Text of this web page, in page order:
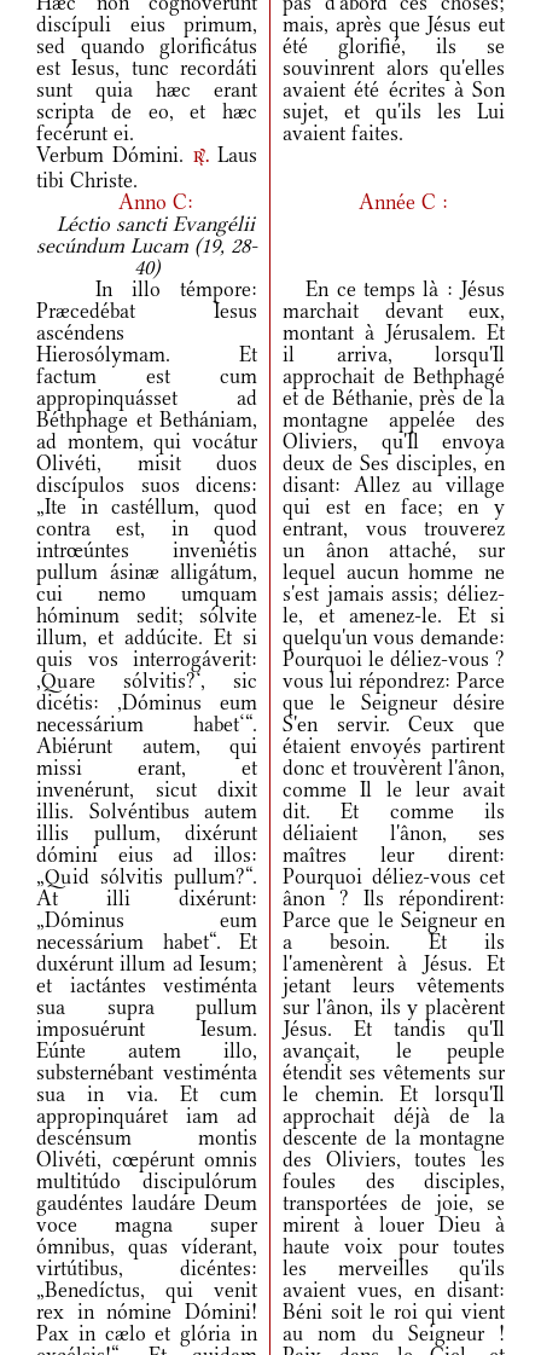
discípuli eius primum,
sed quando glorificátus
est Iesus, tunc recordáti
sunt quia hæc erant
scripta de eo, et hæc
fecérunt ei.
Verbum Dómini. r.Laus
tibi Christe.
mais, après que Jésus eut
été glorifié, ils se
souvinrent alors qu'elles
avaient été écrites à Son
sujet, et qu'ils les Lui
avaient faites.
Anno C:
Année C :
Léctio sancti Evangélii
secúndum Lucam (19, 28-
40)
In illo témpore:
Præcedébat Iesus
ascéndens
Hierosólymam. Et
factum est cum
appropinquásset ad
Béthphage et Bethániam,
ad montem, qui vocátur
Olivéti, misit duos
discípulos suos dicens:
„Ite in castéllum, quod
contra est, in quod
intrœúntes inveniétis
pullum ásinæ alligátum,
cui nemo umquam
hóminum sedit; sólvite
illum, et addúcite. Et si
quis vos interrogáverit:
,Quare sólvitis?‘, sic
dicétis: ,Dóminus eum
necessárium habet‘“.
Abiérunt autem, qui
missi erant, et
invenérunt, sicut dixit
illis. Solvéntibus autem
illis pullum, dixérunt
dómini eius ad illos:
„Quid sólvitis pullum?“.
At illi dixérunt:
„Dóminus eum
necessárium habet“. Et
duxérunt illum ad Iesum;
et iactántes vestiménta
sua supra pullum
imposuérunt Iesum.
Eúnte autem illo,
substernébant vestiménta
sua in via. Et cum
appropinquáret iam ad
descénsum montis
Olivéti, cœpérunt omnis
multitúdo discipulórum
gaudéntes laudáre Deum
voce magna super
ómnibus, quas víderant,
virtútibus, dicéntes:
„Benedíctus, qui venit
rex in nómine Dómini!
Pax in cælo et glória in
En ce temps là : Jésus
marchait devant eux,
montant à Jérusalem. Et
il arriva, lorsqu'Il
approchait de Bethphagé
et de Béthanie, près de la
montagne appelée des
Oliviers, qu'Il envoya
deux de Ses disciples, en
disant: Allez au village
qui est en face; en y
entrant, vous trouverez
un ânon attaché, sur
lequel aucun homme ne
s'est jamais assis; déliez-
le, et amenez-le. Et si
quelqu'un vous demande:
Pourquoi le déliez-vous ?
vous lui répondrez: Parce
que le Seigneur désire
S'en servir. Ceux que
étaient envoyés partirent
donc et trouvèrent l'ânon,
comme Il le leur avait
dit. Et comme ils
déliaient l'ânon, ses
maîtres leur dirent:
Pourquoi déliez-vous cet
ânon ? Ils répondirent:
Parce que le Seigneur en
a besoin. Et ils
l'amenèrent à Jésus. Et
jetant leurs vêtements
sur l'ânon, ils y placèrent
Jésus. Et tandis qu'Il
avançait, le peuple
étendit ses vêtements sur
le chemin. Et lorsqu'Il
approchait déjà de la
descente de la montagne
des Oliviers, toutes les
foules des disciples,
transportées de joie, se
mirent à louer Dieu à
haute voix pour toutes
les merveilles qu'ils
avaient vues, en disant:
Béni soit le roi qui vient
au nom du Seigneur !